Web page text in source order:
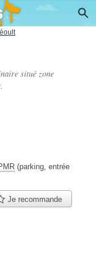
situé zone
(parking, entrée
Je recommande